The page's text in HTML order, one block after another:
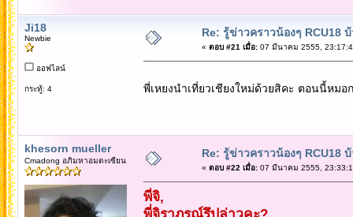
Ji18
Newbie
ออฟไลน์
กระทู้: 4
Re: รู้ข่าวคราวน้องๆ RCU18
« ตอบ #21 เมื่อ:07 มีนาคม 2555,
พี่เหยงนำเที่ยวเชียงใหม่ด้วยสิคะ ตอนนี้หม
khesorn mueller
Cmadong อภิมหาอมตะเซียน
Re: รู้ข่าวคราวน้องๆ RCU18
« ตอบ #22 เมื่อ:07 มีนาคม 2555,
พี่จิ,
พี่จิราภรณ์รึปล่าวคะ?